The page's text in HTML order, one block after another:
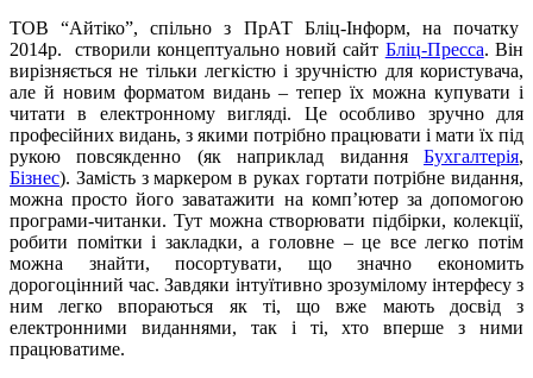
ТОВ “Айтіко”, спільно з ПрАТ Бліц-Інформ, на початку
2014р. створили концептуально новий сайт Бліц-Пресса. Він
вирізняється не тільки легкістю і зручністю для користувача,
але й новим форматом видань – тепер їх можна купувати і
читати в електронному вигляді. Це особливо зручно для
професійних видань, з якими потрібно працювати і мати їх під
рукою повсякденно (як наприклад видання Бухгалтерія,
Бізнес). Замість з маркером в руках гортати потрібне видання,
можна просто його заватажити на комп’ютер за допомогою
програми-читанки. Тут можна створювати підбірки, колекції,
робити помітки і закладки, а головне – це все легко потім
можна знайти, посортувати, що значно економить
дорогоцінний час. Завдяки інтуїтивно зрозумілому інтерфесу з
ним легко впораються як ті, що вже мають досвід з
електронними виданнями, так і ті, хто вперше з ними
працюватиме.